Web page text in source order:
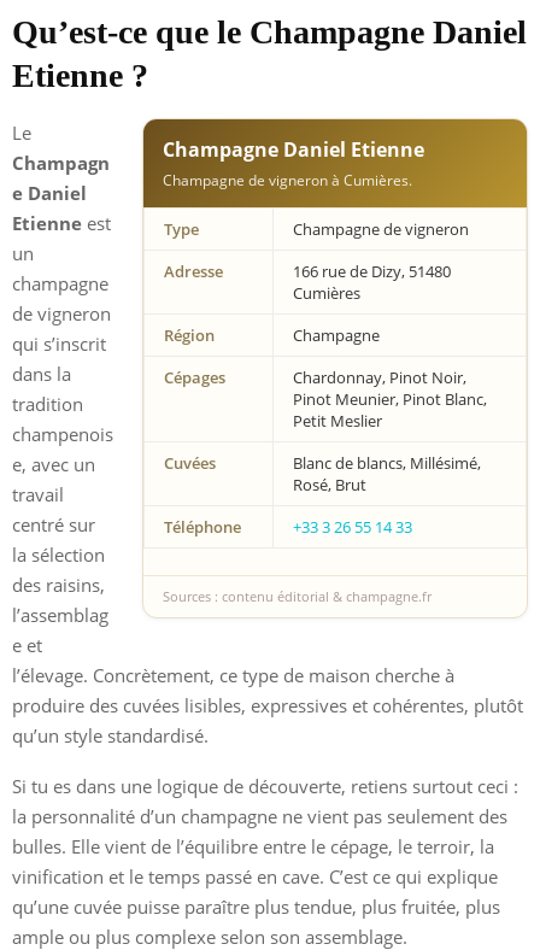
Qu’est-ce que le Champagne Daniel
Etienne ?
Champagne Daniel Etienne
Champagne de vigneron à Cumières.
Type
Champagne de vigneron
Adresse
166 rue de Dizy, 51480
Cumières
Région
Champagne
Cépages
Chardonnay, Pinot Noir,
Pinot Meunier, Pinot Blanc,
Petit Meslier
Cuvées
Blanc de blancs, Millésimé,
Rosé, Brut
Téléphone
+33 3 26 55 14 33
Sources : contenu éditorial & champagne.fr
Le
Champagn
e Daniel
Etienne est
un
champagne
de vigneron
qui s’inscrit
dans la
tradition
champenois
e, avec un
travail
centré sur
la sélection
des raisins,
l’assemblag
e et
l’élevage. Concrètement, ce type de maison cherche à
produire des cuvées lisibles, expressives et cohérentes, plutôt
qu’un style standardisé.
Si tu es dans une logique de découverte, retiens surtout ceci :
la personnalité d’un champagne ne vient pas seulement des
bulles. Elle vient de l’équilibre entre le cépage, le terroir, la
vinification et le temps passé en cave. C’est ce qui explique
qu’une cuvée puisse paraître plus tendue, plus fruitée, plus
ample ou plus complexe selon son assemblage.